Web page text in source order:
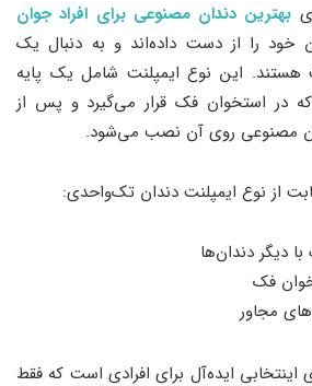
بهترین دندان مصنوعی برای افراد جوان
خود را از دست داده‌اند و به دنبال یک
هستند. این نوع ایمپلنت شامل یک پایه
در استخوان فک قرار می‌گیرد و پس از
مصنوعی روی آن نصب می‌شود.
از نوع ایمپلنت دندان تک‌واحدی:
دیگر دندان‌ها
فک
مجاور
ایده‌آل برای افرادی است که فقط